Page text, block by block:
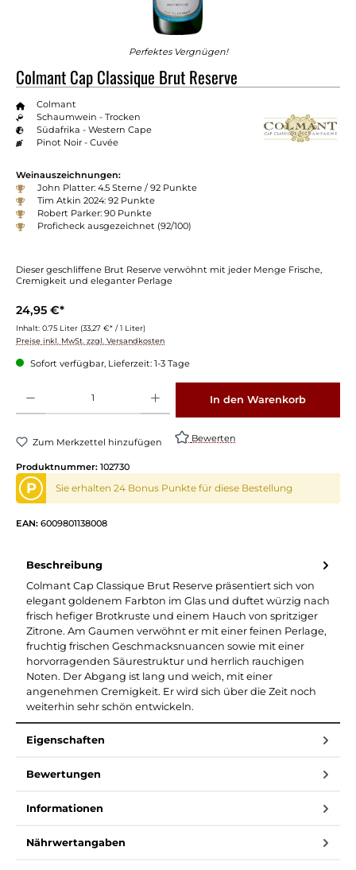
Perfektes Vergnügen!
Colmant Cap Classique Brut Reserve
Colmant
Schaumwein - Trocken
Südafrika - Western Cape
Pinot Noir - Cuvée
Weinauszeichnungen:
John Platter: 4.5 Sterne / 92 Punkte
Tim Atkin 2024: 92 Punkte
Robert Parker: 90 Punkte
Proficheck ausgezeichnet (92/100)
Dieser geschliffene Brut Reserve verwöhnt mit jeder Menge Frische,
Cremigkeit und eleganter Perlage
24,95 €*
Inhalt: 0.75 Liter (33,27 €* / 1 Liter)
Preise inkl. MwSt. zzgl. Versandkosten
Sofort verfügbar, Lieferzeit: 1-3 Tage
In den Warenkorb
Zum Merkzettel hinzufügen Bewerten
Produktnummer: 102730
P Sie erhalten 24 Bonus Punkte für diese Bestellung
EAN: 6009801138008
Beschreibung
Colmant Cap Classique Brut Reserve präsentiert sich von
elegant goldenem Farbton im Glas und duftet würzig nach
frisch hefiger Brotkruste und einem Hauch von spritziger
Zitrone. Am Gaumen verwöhnt er mit einer feinen Perlage,
fruchtig frischen Geschmacksnuancen sowie mit einer
horvorragenden Säurestruktur und herrlich rauchigen
Noten. Der Abgang ist lang und weich, mit einer
angenehmen Cremigkeit. Er wird sich über die Zeit noch
weiterhin sehr schön entwickeln.
Eigenschaften
Bewertungen
Informationen
Nährwertangaben